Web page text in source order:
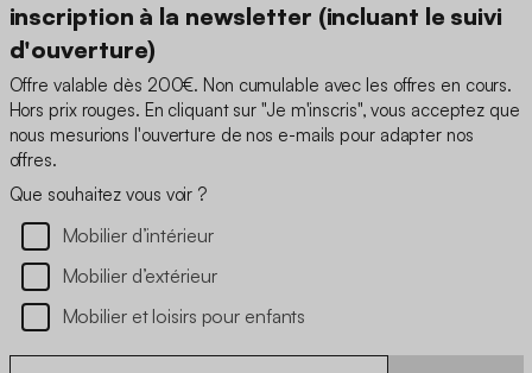
inscription à la newsletter (incluant le suivi
d'ouverture)
Offre valable dès 200€. Non cumulable avec les offres en cours.
Hors prix rouges. En cliquant sur "Je m'inscris", vous acceptez que
nous mesurions l'ouverture de nos e-mails pour adapter nos
offres.
Que souhaitez vous voir ?
Mobilier d’intérieur
Mobilier d’extérieur
Mobilier et loisirs pour enfants